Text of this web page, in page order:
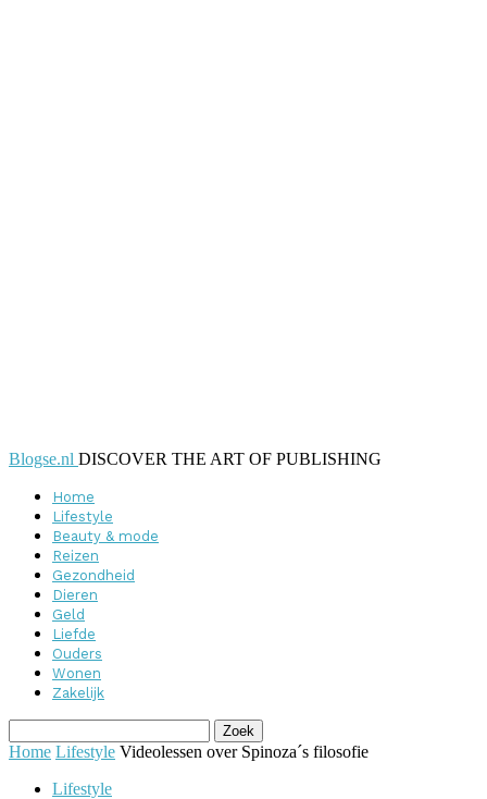
Blogse.nl DISCOVER THE ART OF PUBLISHING
Home
Lifestyle
Beauty & mode
Reizen
Gezondheid
Dieren
Geld
Liefde
Ouders
Wonen
Zakelijk
Home Lifestyle Videolessen over Spinoza´s filosofie
Lifestyle